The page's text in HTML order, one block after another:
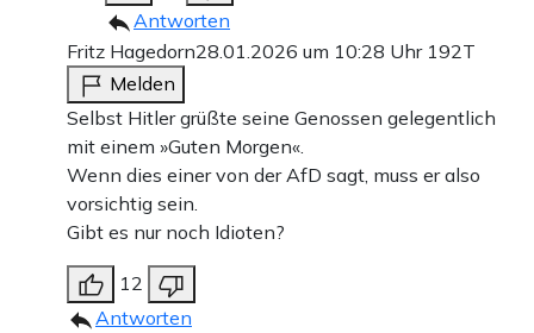
Antworten
Fritz Hagedorn28.01.2026 um 10:28 Uhr 192T
Melden
Selbst Hitler grüßte seine Genossen gelegentlich
mit einem »Guten Morgen«.
Wenn dies einer von der AfD sagt, muss er also
vorsichtig sein.
Gibt es nur noch Idioten?
12
Antworten